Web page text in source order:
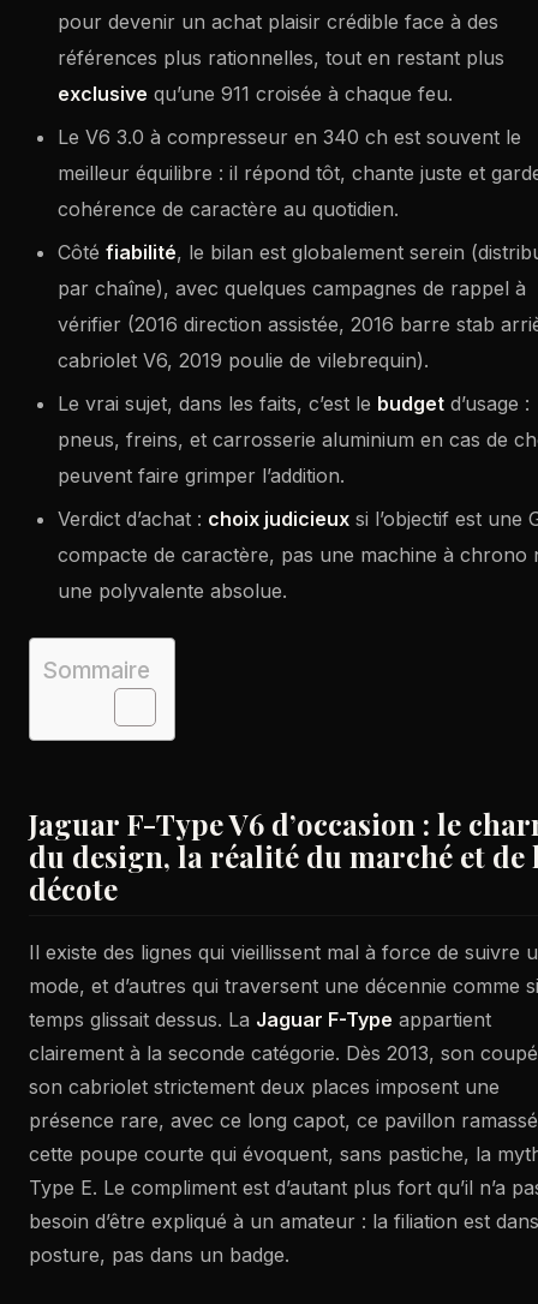
pour devenir un achat plaisir crédible face à des
références plus rationnelles, tout en restant plus
exclusive qu’une 911 croisée à chaque feu.
Le V6 3.0 à compresseur en 340 ch est souvent le
meilleur équilibre : il répond tôt, chante juste et
cohérence de caractère au quotidien.
Côté fiabilité, le bilan est globalement serein
par chaîne), avec quelques campagnes de rappel à
vérifier (2016 direction assistée, 2016 barre stab
cabriolet V6, 2019 poulie de vilebrequin).
Le vrai sujet, dans les faits, c’est le budget d’usage :
pneus, freins, et carrosserie aluminium en cas de
peuvent faire grimper l’addition.
Verdict d’achat : choix judicieux si l’objectif est une
compacte de caractère, pas une machine à chrono
une polyvalente absolue.
Sommaire
Jaguar F-Type V6 d’occasion : le
du design, la réalité du marché et de
décote
Il existe des lignes qui vieillissent mal à force de suivre
mode, et d’autres qui traversent une décennie comme
temps glissait dessus. La Jaguar F-Type appartient
clairement à la seconde catégorie. Dès 2013, son
son cabriolet strictement deux places imposent une
présence rare, avec ce long capot, ce pavillon
cette poupe courte qui évoquent, sans pastiche, la
Type E. Le compliment est d’autant plus fort qu’il n’a
besoin d’être expliqué à un amateur : la filiation est
posture, pas dans un badge.